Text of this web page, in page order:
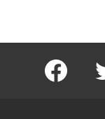
facebook